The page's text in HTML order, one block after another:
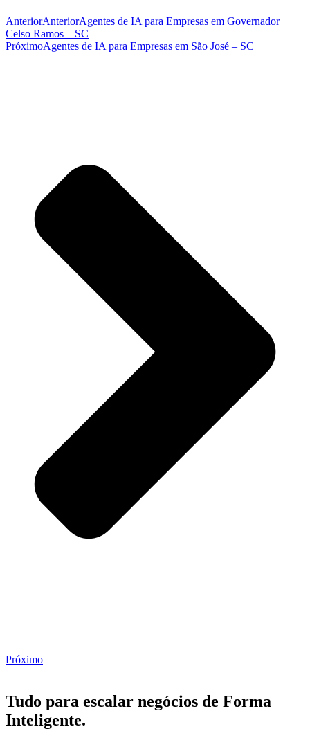
AnteriorAnteriorAgentes de IA para Empresas em Governador
Celso Ramos – SC
PróximoAgentes de IA para Empresas em São José – SC
Próximo
Tudo para escalar negócios de Forma
Inteligente.